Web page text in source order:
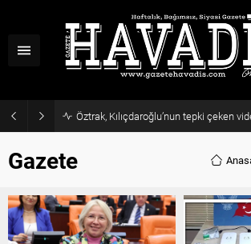
Öztrak, Kılıçdaroğlu’nun tepki çeken
Gazete